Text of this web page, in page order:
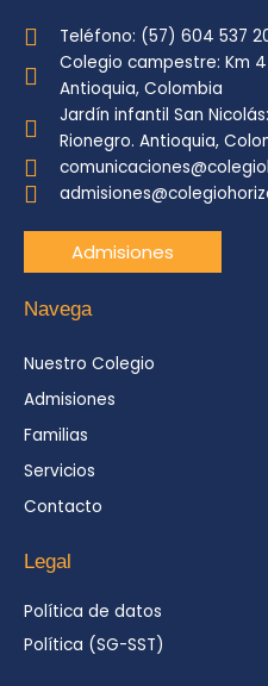
Teléfono: (57) 604 537
Colegio campestre: Km
Antioquia, Colombia
Jardín infantil San
Rionegro. Antioquia,
Admisiones
Navega
Nuestro Colegio
Admisiones
Familias
Servicios
Contacto
Legal
Política de datos
Política (SG-SST)